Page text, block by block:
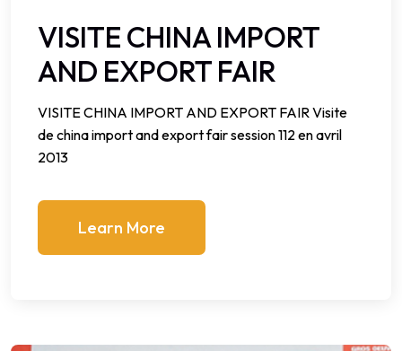
VISITE CHINA IMPORT
AND EXPORT FAIR
VISITE CHINA IMPORT AND EXPORT FAIR Visite
de china import and export fair session 112 en avril
2013
Learn More